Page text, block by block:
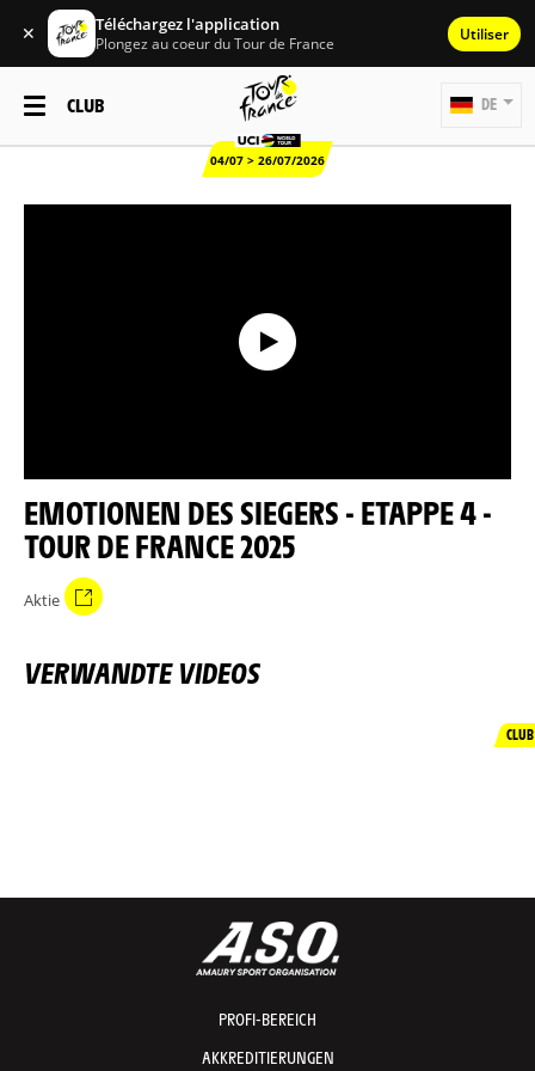
✕ Téléchargez l'application
Plongez au coeur du Tour de France Utiliser
CLUB
04/07 > 26/07/2026
DE
EMOTIONEN DES SIEGERS - ETAPPE 4 -
TOUR DE FRANCE 2025
Aktie
VERWANDTE VIDEOS
CLUB
PROFI-BEREICH
AKKREDITIERUNGEN